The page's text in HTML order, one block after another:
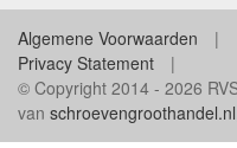
Algemene Voorwaarden
Privacy Statement
© Copyright 2014 - 2026
van schroevengroothandel.nl